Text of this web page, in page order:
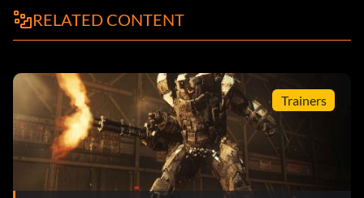
RELATED CONTENT
Trainers